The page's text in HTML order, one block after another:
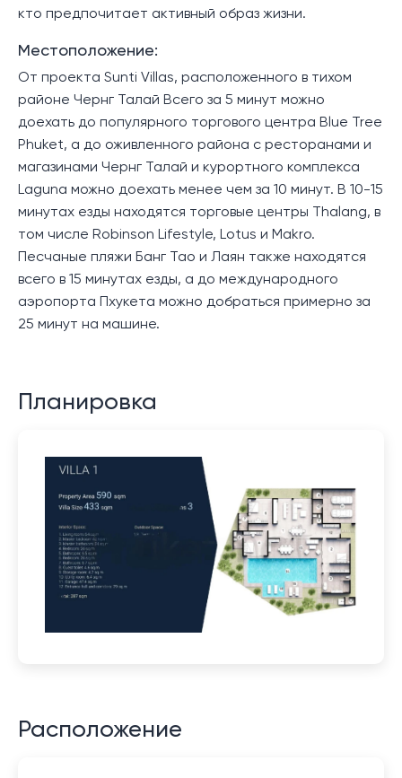
кто предпочитает активный образ жизни.
Местоположение:
От проекта Sunti Villas, расположенного в тихом
районе Чернг Талай Всего за 5 минут можно
доехать до популярного торгового центра Blue Tree
Phuket, а до оживленного района с ресторанами и
магазинами Чернг Талай и курортного комплекса
Laguna можно доехать менее чем за 10 минут. В 10-15
минутах езды находятся торговые центры Thalang, в
том числе Robinson Lifestyle, Lotus и Makro.
Песчаные пляжи Банг Тао и Лаян также находятся
всего в 15 минутах езды, а до международного
аэропорта Пхукета можно добраться примерно за
25 минут на машине.
Планировка
Расположение